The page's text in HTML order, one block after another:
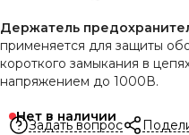
Держатель
применяется для защиты
короткого замыкания в
напряжением до 1000В.
Нет в наличии
Задать вопрос